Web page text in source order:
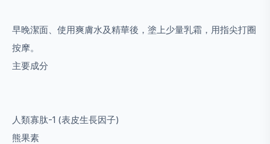
早晚潔面、使用爽膚水及精華後，塗上少量乳霜，用指尖打圈
按摩。
主要成分
人類寡肽-1 (表皮生長因子)
熊果素